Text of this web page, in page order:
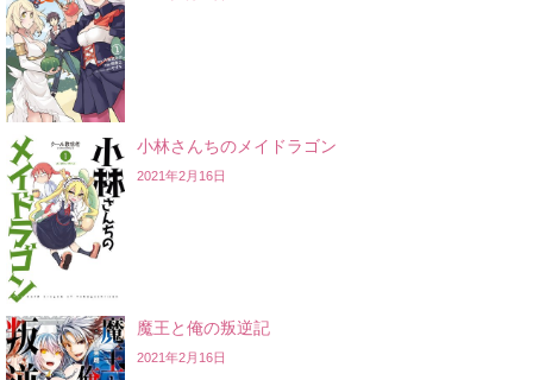
小林さんちのメイドラゴン
2021年2月16日
魔王と俺の叛逆記
2021年2月16日